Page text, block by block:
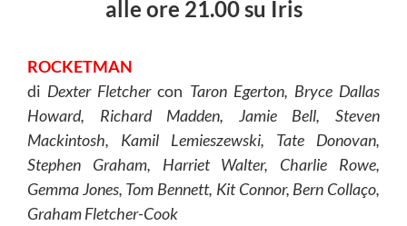
alle ore 21.00 su Iris
ROCKETMAN
di Dexter Fletchercon Taron Egerton, Bryce Dallas
Howard, Richard Madden, Jamie Bell, Steven
Mackintosh, Kamil Lemieszewski, Tate Donovan,
Stephen Graham, Harriet Walter, Charlie Rowe,
Gemma Jones, Tom Bennett, Kit Connor, Bern Collaço,
Graham Fletcher-Cook